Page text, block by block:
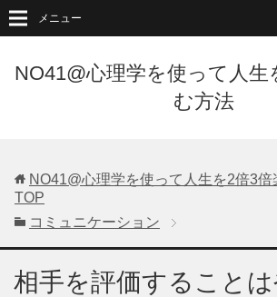
NO41@心理学を使って人生
む方法
メニュー
NO41@心理学を使って人生を2倍3倍
TOP
コミュニケーション
相手を評価することは